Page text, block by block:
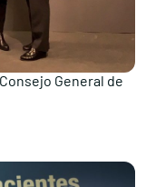
General de